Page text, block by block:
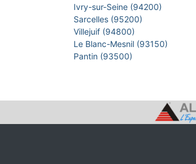
Ivry-sur-Seine (94200)
Sarcelles (95200)
Villejuif (94800)
Le Blanc-Mesnil (93150)
Pantin (93500)